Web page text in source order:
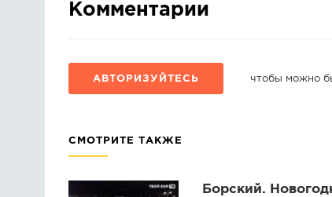
Комментарии
АВТОРИЗУЙТЕСЬ чтобы можно
СМОТРИТЕ ТАКЖЕ
Борский.